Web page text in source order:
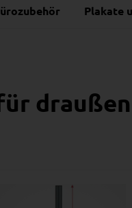
Plakate
draußen